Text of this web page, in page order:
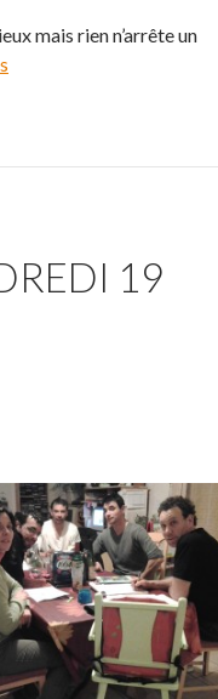
mais rien n’arrête un
19